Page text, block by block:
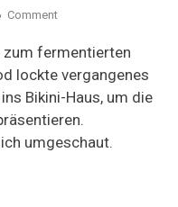
Commenton
Neuheiten:
House
Food
fermentierten
lockte vergangenes
Bikini-Haus, um die
umgeschaut.